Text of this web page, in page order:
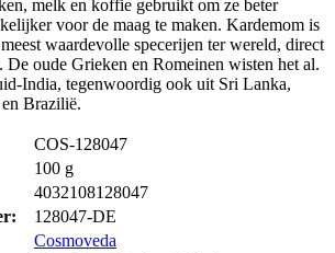
melk en koffie gebruikt om ze beter
voor de maag te maken. Kardemom is
waardevolle specerijen ter wereld, direct
De oude Grieken en Romeinen wisten het al.
India, tegenwoordig ook uit Sri Lanka,
Brazilië.
COS-128047
100 g
4032108128047
128047-DE
Cosmoveda